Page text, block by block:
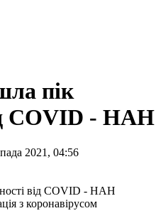
пік
COVID - НАН
2021, 04:56
з коронавірусом